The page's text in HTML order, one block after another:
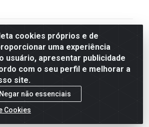
cookies próprios e de
uma experiência
usuário, apresentar publicidade
com o seu perfil e melhorar a
site.
Negar não essenciais
Cookies
- Rua do Matoso, 132 - Praça da
Janeiro/ RJ - CEP 20.270-135 - CNPJ
12.324.723/0001-25
de promoções, descontos, preços e
e entrega expostos aqui são
para compras via internet. Preços e
a alterações sem aviso prévio.